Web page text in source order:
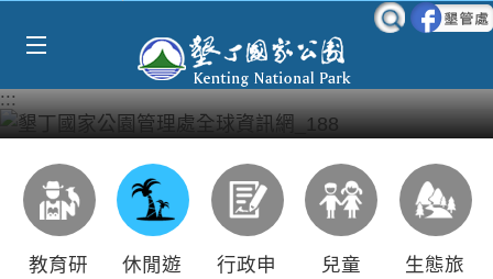
:::
教育研
休閒遊
行政申
兒童
生態旅